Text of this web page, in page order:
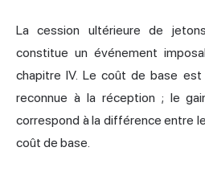
La cession ultérieure de
constitue un événement
chapitre IV. Le coût de base
reconnue à la réception ; le
correspond à la différence entre
coût de base.